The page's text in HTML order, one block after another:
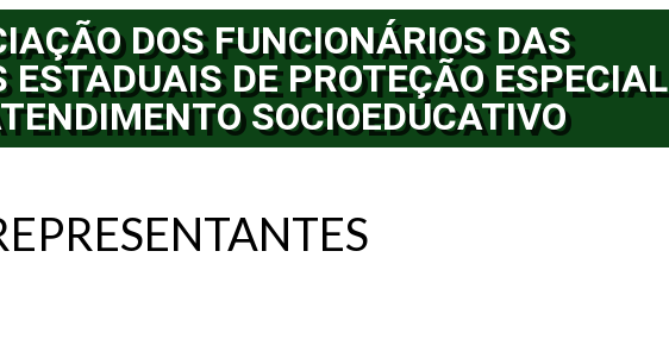
DOS FUNCIONÁRIOS DAS
ESTADUAIS DE PROTEÇÃO ESPECIAL
SOCIOEDUCATIVO